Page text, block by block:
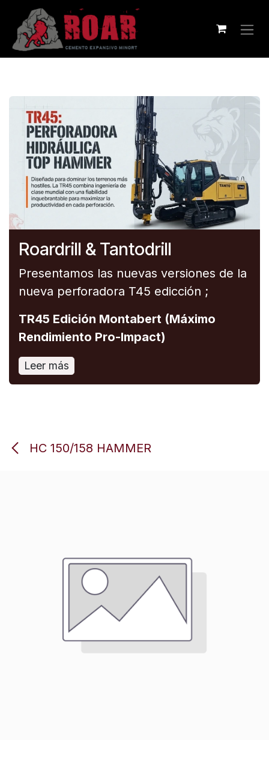
Ir al contenido
Roardrill & Tantodrill
Presentamos las nuevas versiones de la
nueva perforadora T45 edicción ;
TR45 Edición Montabert (Máximo
Rendimiento Pro-Impact)
Leer más
HC 150/158 HAMMER